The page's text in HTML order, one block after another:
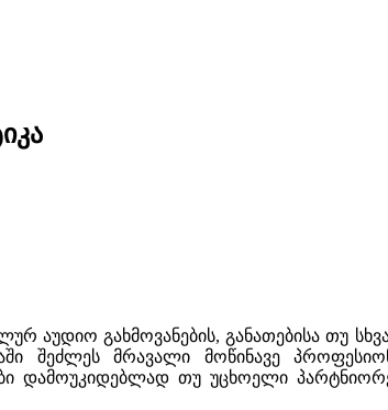
გახმოვანების, განათებისა თუ სხვა
შეძლეს მრავალი მოწინავე
დამოუკიდებლად თუ უცხოელი